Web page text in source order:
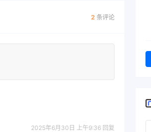
2 条评论
2025年6月30日 上午9:36 回复